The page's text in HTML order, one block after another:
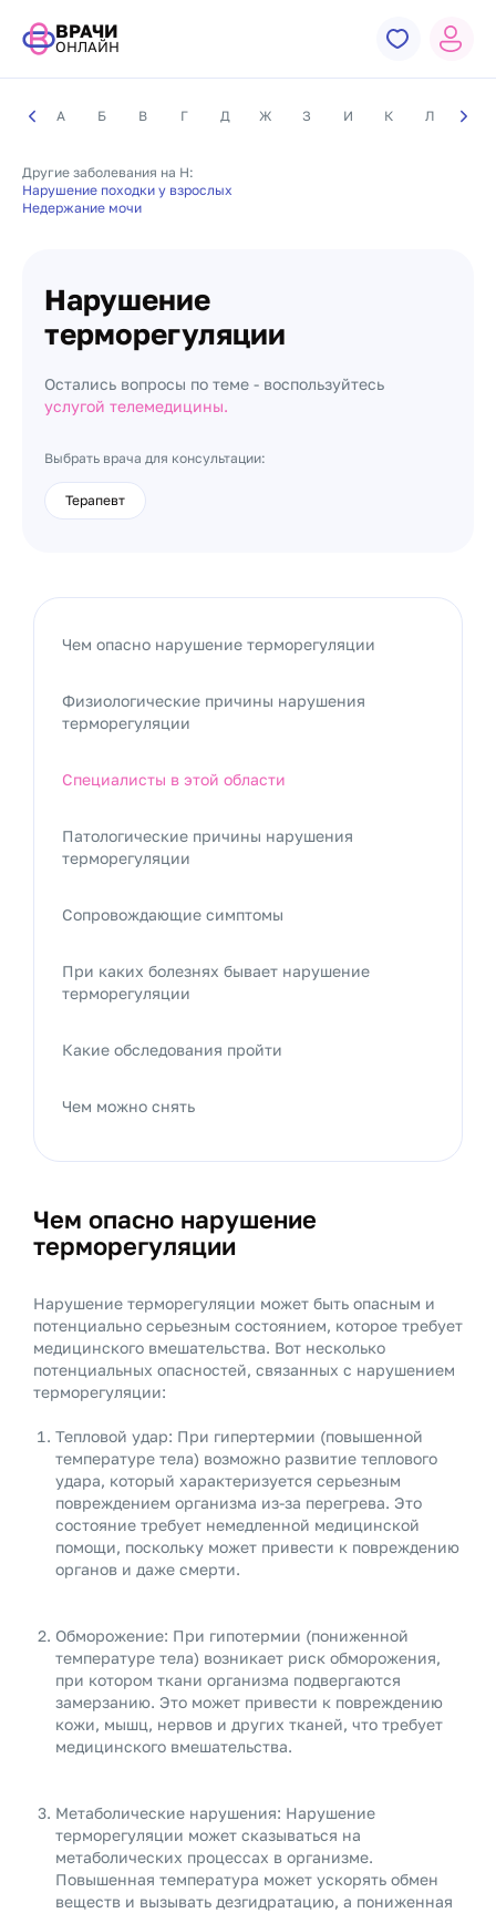
ВРАЧИ
ОНЛАЙН
А Б В Г Д Ж З И К Л М
Другие заболевания на Н:
Нарушение походки у взрослых
Недержание мочи
Нарушение
терморегуляции
Остались вопросы по теме - воспользуйтесь
услугой телемедицины.
Выбрать врача для консультации:
Терапевт
Чем опасно нарушение
терморегуляции
Нарушение терморегуляции может быть опасным и
потенциально серьезным состоянием, которое требует
медицинского вмешательства. Вот несколько
потенциальных опасностей, связанных с нарушением
терморегуляции:
Тепловой удар: При гипертермии (повышенной
температуре тела) возможно развитие теплового
удара, который характеризуется серьезным
повреждением организма из-за перегрева. Это
состояние требует немедленной медицинской
помощи, поскольку может привести к повреждению
органов и даже смерти.
Обморожение: При гипотермии (пониженной
температуре тела) возникает риск обморожения,
при котором ткани организма подвергаются
замерзанию. Это может привести к повреждению
кожи, мышц, нервов и других тканей, что требует
медицинского вмешательства.
Метаболические нарушения: Нарушение
терморегуляции может сказываться на
метаболических процессах в организме.
Повышенная температура может ускорять обмен
веществ и вызывать дезгидратацию, а пониженная
Чем опасно нарушение терморегуляции
Физиологические причины нарушения
терморегуляции
Специалисты в этой области
Патологические причины нарушения
терморегуляции
Сопровождающие симптомы
При каких болезнях бывает нарушение
терморегуляции
Какие обследования пройти
Чем можно снять